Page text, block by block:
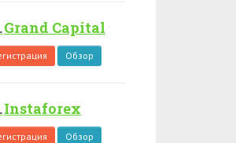
Grand Capital
Обзор
Instaforex
Обзор